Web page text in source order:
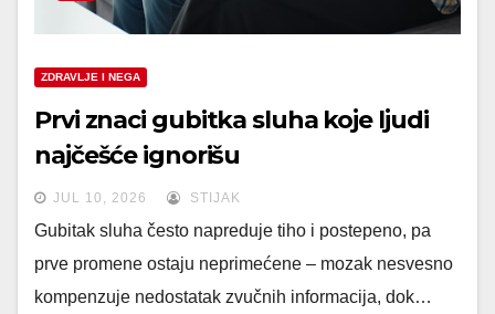
ZDRAVLJE I NEGA
Prvi znaci gubitka sluha koje ljudi
najčešće ignorišu
JUL 10, 2026 STIJAK
Gubitak sluha često napreduje tiho i postepeno, pa
prve promene ostaju neprimećene – mozak nesvesno
kompenzuje nedostatak zvučnih informacija, dok…